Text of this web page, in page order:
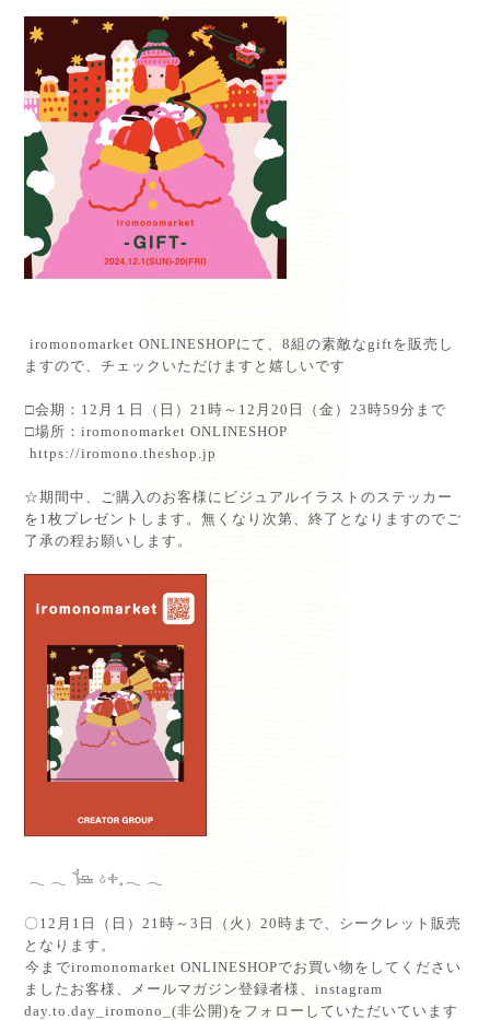
⁡iromonomarket ONLINESHOPにて、8組の素敵なgiftを販売し
ますので、チェックいただけますと嬉しいです⁡
⁡□会期：12月１日（日）21時～12月20日（金）23時59分まで⁡
⁡□場所：iromonomarket ONLINESHOP
https://iromono.theshop.jp
☆期間中、ご購入のお客様にビジュアルイラストのステッカー
を1枚プレゼントします。無くなり次第、終了となりますのでご
了承の程お願いします。⁡
𓂃 𓂃 𓍄 𓄽𓇬𓈒𓂃 𓂃⁡
〇12月1日（日）21時～3日（火）20時まで、シークレット販売
となります。⁡
⁡今までiromonomarket ONLINESHOPでお買い物をしてください
ましたお客様、メールマガジン登録者様、instagram
day.to.day_iromono_(非公開)をフォローしていただいています